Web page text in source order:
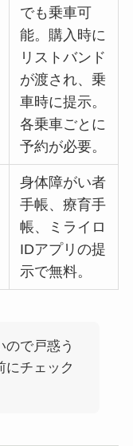
でも乗車可
能。購入時に
リストバンド
が渡され、乗
車時に提示。
各乗車ごとに
予約が必要。
身体障がい者
手帳、療育手
帳、ミライロ
IDアプリの提
示で無料。
ので戸惑う
にチェック